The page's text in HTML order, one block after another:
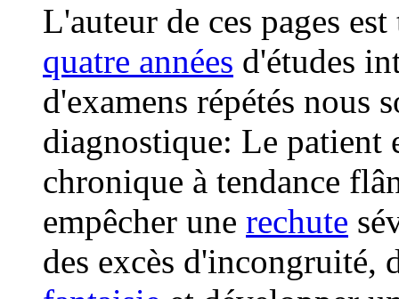
L'auteur de ces pages
quatre années d'études
d'examens répétés nous
diagnostique: Le patient
chronique à tendance
empêcher une rechute
des excès d'incongruité,